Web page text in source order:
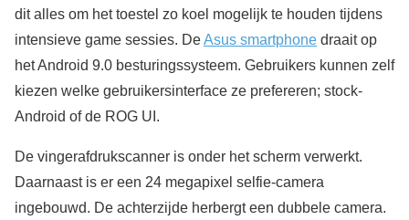
dit alles om het toestel zo koel mogelijk te houden tijdens
intensieve game sessies. DeAsus smartphone draait op
het Android 9.0 besturingssysteem. Gebruikers kunnen zelf
kiezen welke gebruikersinterface ze prefereren; stock-
Android of de ROG UI.
De vingerafdrukscanner is onder het scherm verwerkt.
Daarnaast is er een 24 megapixel selfie-camera
ingebouwd. De achterzijde herbergt een dubbele camera.